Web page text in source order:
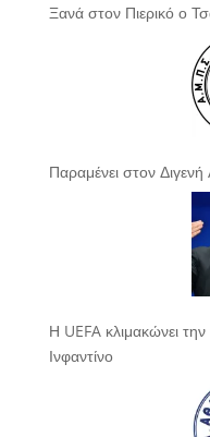
Ξανά στον Πιερικό ο
Παραμένει στον
Η UEFA κλιμακώνει
Ινφαντίνο